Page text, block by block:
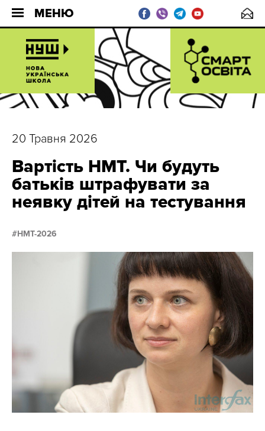
МЕНЮ
20 Травня 2026
Вартість НМТ. Чи будуть
батьків штрафувати за
неявку дітей на тестування
НМТ-2026